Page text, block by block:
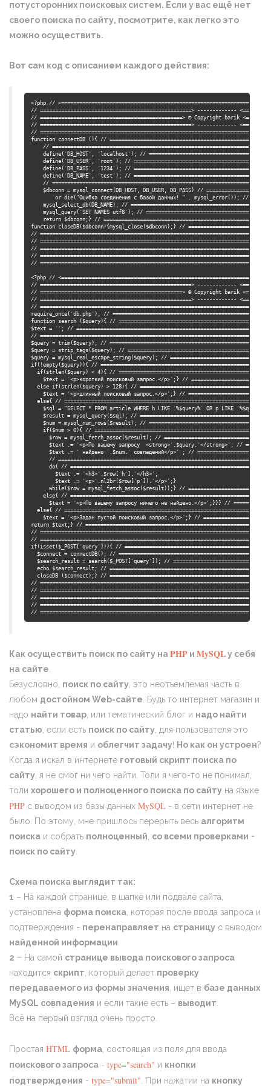
потусторонних поисковых систем. Если у вас ещё нет
своего поиска по сайту, посмотрите, как легко это
можно осуществить.
Вот сам код с описанием каждого действия:
<?php //
// ==================================================> -------------
// ===============================================> © Copyright barik
// ==================================================> -------------
//
function connectDB (){ //
// =================================================================>
define(′DB_HOST′, ′localhost′); //
define(′DB_USER′, ′root′); //
define(′DB_PASS′, ′1234′); //
define(′DB_NAME′, ′test′); //
//
$dbconn = mysql_connect(DB_HOST, DB_USER, DB_PASS) //
or die("Ошибка соединения с базой данных! " . mysql_error()); //
mysql_select_db(DB_NAME); //
mysql_query(′SET NAMES utf8′); //
return $dbconn;} //
function closeDB($dbconn){mysql_close($dbconn);} //
//
//
//
//
//
<?php //
// ==================================================> -------------
// ===============================================> © Copyright barik
// ==================================================> -------------
//
require_once(′db.php′); //
function search ($query){ //
$text = ′′; //
//
$query = trim($query); //
$query = strip_tags($query); //
$query = mysql_real_escape_string($query); //
if(!empty($query)){ //
if(strlen($query) < 4){ //
$text = ′<p>короткий поисковый запрос.</p>′;} //
else if(strlen($query) > 128){ //
$text = ′<p>длинный поисковый запрос.</p>′;} //
else{ //
$sql = "SELECT * FROM article WHERE h LIKE ′%$query%′ OR p LIKE
$result = mysql_query($sql); //
$num = mysql_num_rows($result); //
if($num > 0){ //
$row = mysql_fetch_assoc($result); //
$text .= ′<p>По вашему запросу  <strong>′.$query.′</strong>′; // =====>
$text .= ′ найдено ′.$num.′ совпадений</p>′ ; //
//
do{ //
        $text .= ′<h3>′.$row[′h′].′</h3>′;
        $text .= ′<p>′.nl2br($row[′p′]).′</p>′;}
while($row = mysql_fetch_assoc($result));} //
else{ //
$text = ′<p>По вашему запросу ничего не найдено.</p>′;}}} //
else{ //
$text = ′<p>Задан пустой поисковый запрос.</p>′;} //
return $text;} // =======================================================>
//
//
if(isset($_POST[′query′])){ //
$connect = connectDB(); //
$search_result = search($_POST[′query′]); //
echo $search_result; //
closeDB ($connect);} //
//
//
//
//
//
Как осуществить поиск по сайту наPHP и MySQLу себя
на сайте
Безусловно, поиск по сайту , это неотъемлемая часть в
любом достойном Web-сайте . Будь то интернет магазин и
надо найти товар , или тематический блог и надо найти
статью , если есть поиск по сайту , для пользователя это
сэкономит время и облегчит задачу! Но как он устроен?
Когда я искал в интернете готовый скрипт поиска по
сайту , я не смог ни чего найти. Толи я чего-то не понимал,
толи хорошего и полноценного поиска по сайту на языке
PHP с выводом из базы данных MySQL - в сети интернет не
было. По этому, мне пришлось перерыть весь алгоритм
поиска и собрать полноценный со всеми проверками -
поиск по сайту
Схема поиска выглядит так:
1 – На каждой странице, в шапке или подвале сайта,
установлена форма поиска , которая после ввода запроса и
подтверждения - перенаправляет на страницу с выводом
найденной информации
2 – На самой странице вывода поискового запроса
находится скрипт , который делает проверку
передаваемого из формы значения , ищет в базе данных
MySQL совпадения и если такие есть – выводит
Всё на первый взгляд очень просто.
Простая HTML форма , состоящая из поля для ввода
поискового запроса - type="search" и кнопки
подтверждения - type="submit" . При нажатии на кнопку